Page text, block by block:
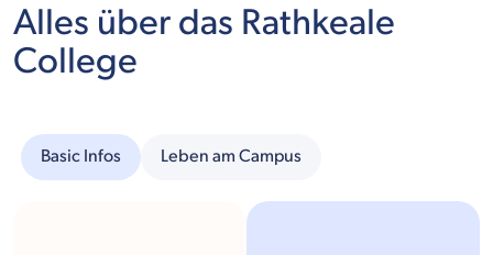
Alles über das Rathkeale
College
Basic Infos Leben am Campus